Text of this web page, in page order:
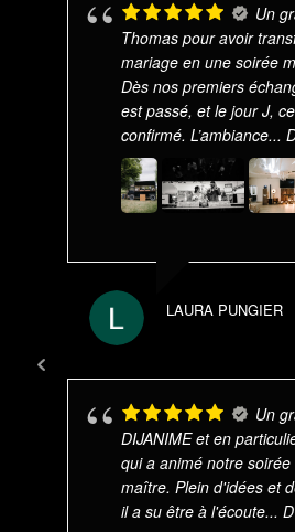
Un
Thomas pour avoir
mariage en une soirée
Dès nos premiers
est passé, et le jour J,
confirmé. L’ambiance...
LAURA PUNGIER
Un
DIJANIME et en
qui a animé notre
maître. Plein d'idées et
il a su être à l'écoute...